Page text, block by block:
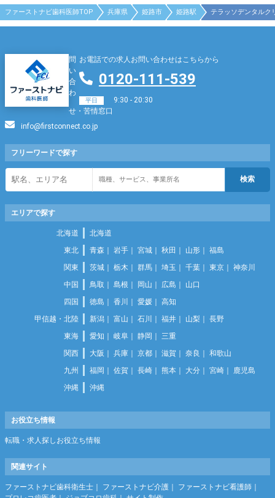
ファーストナビ歯科医師TOP 兵庫県 姫路市 姫路駅 テラッソデンタルク
お電話での求人お問い合わせはこちらから
0120-111-539
平日 9:30 - 20:30
問
い
合
わ
せ・苦情窓口
info@firstconnect.co.jp
フリーワードで探す
エリアで探す
北海道
北海道
東北
青森 岩手 宮城 秋田 山形
福島
関東
茨城 栃木 群馬 埼玉 千葉 東京
神奈川
中国
鳥取 島根 岡山 広島
山口
四国
徳島 香川 愛媛
高知
甲信越・北陸
新潟 富山 石川 福井 山梨
長野
東海
愛知 岐阜 静岡
三重
関西
大阪 兵庫 京都 滋賀 奈良
和歌山
九州
福岡 佐賀 長崎 熊本 大分 宮崎
鹿児島
沖縄
沖縄
お役立ち情報
転職・求人探しお役立ち情報
関連サイト
ファーストナビ歯科衛生士 ファーストナビ介護
ファーストナビ看護師